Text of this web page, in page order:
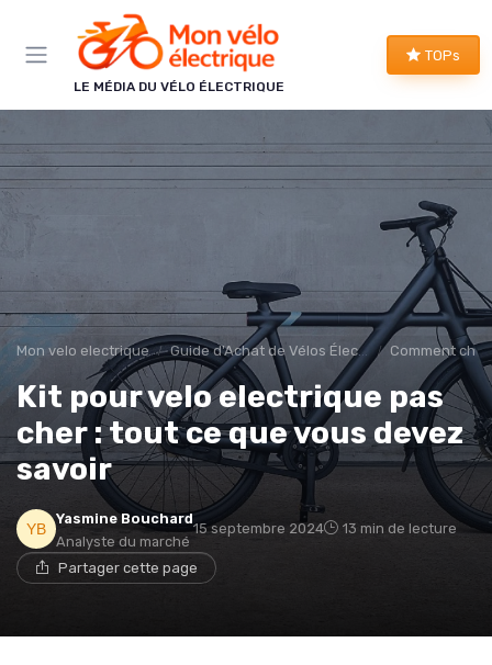
LE MÉDIA DU VÉLO ÉLECTRIQUE
TOPs
Mon velo electrique Guide d'Achat de Vélos Électriques Comment
Kit pour velo electrique pas
cher : tout ce que vous devez
savoir
Yasmine Bouchard
Analyste du marché
15 septembre 2024 13 min de lecture
Partager cette page
Panneau de gestion des cookies